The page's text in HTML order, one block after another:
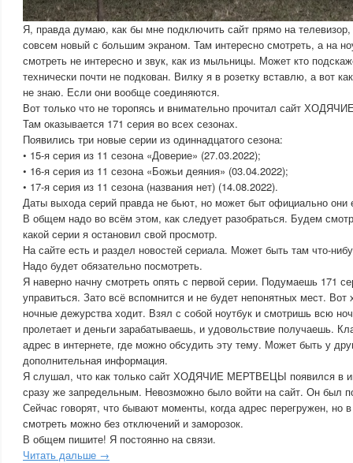
Я, правда думаю, как бы мне подключить сайт прямо на
совсем новый с большим экраном. Там интересно смотреть, а на
смотреть не интересно и звук, как из мыльницы. Может кто
технически почти не подкован. Вилку я в розетку вставлю, а вот
не знаю. Если они вообще соединяются.
Вот только что не торопясь и внимательно прочитал сайт
Там оказывается 171 серия во всех сезонах.
Появились три новые серии из одиннадцатого сезона:
• 15-я серия из 11 сезона «Доверие» (27.03.2022);
• 16-я серия из 11 сезона «Божьи деяния» (03.04.2022);
• 17-я серия из 11 сезона (названия нет) (14.08.2022).
Даты выхода серий правда не бьют, но может быт официально
В общем надо во всём этом, как следует разобраться. Будем
какой серии я остановил свой просмотр.
На сайте есть и раздел новостей сериала. Может быть там что-
Надо будет обязательно посмотреть.
Я наверно начну смотреть опять с первой серии. Подумаешь 171
управиться. Зато всё вспомнится и не будет непонятных мест. Вот
ночные дежурства ходит. Взял с собой ноутбук и смотришь всю
пролетает и деньги зарабатываешь, и удовольствие получаешь.
адрес в интернете, где можно обсудить эту тему. Может быть у
дополнительная информация.
Я слушал, что как только сайт ХОДЯЧИЕ МЕРТВЕЦЫ появился в
сразу же запредельным. Невозможно было войти на сайт. Он был
Сейчас говорят, что бывают моменты, когда адрес перегружен, но
смотреть можно без отключений и заморозок.
В общем пишите! Я постоянно на связи.
Читать дальше →